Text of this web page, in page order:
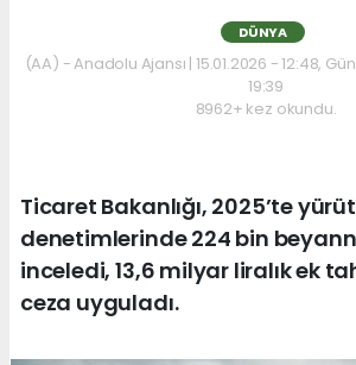
DÜNYA
(AA) - Anadolu Ajansı | 15.01.2026 - 12:48,
19:39
8962+ kez okundu.
Ticaret Bakanlığı, 2025’te
denetimlerinde 224 bin
inceledi, 13,6 milyar liralık ek
ceza uyguladı.